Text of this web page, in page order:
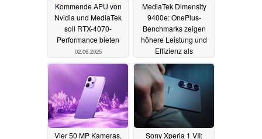
Kommende APU von
Nvidia und MediaTek
soll RTX-4070-
Performance bieten
02.06.2025
MediaTek Dimensity
9400e: OnePlus-
Benchmarks zeigen
höhere Leistung und
Effizienz als
Snapdragon 8s Gen 4
01.06.2025
Vier 50 MP Kameras,
Sony Xperia 1 VII: